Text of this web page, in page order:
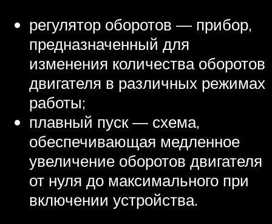
регулятор оборотов — прибор,
предназначенный для
изменения количества оборотов
двигателя в различных режимах
работы;
плавный пуск — схема,
обеспечивающая медленное
увеличение оборотов двигателя
от нуля до максимального при
включении устройства.